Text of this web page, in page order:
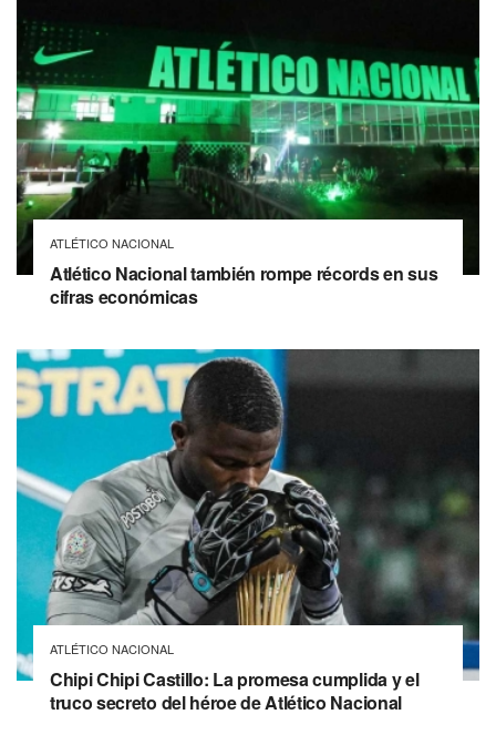
ATLÉTICO NACIONAL
Atlético Nacional también rompe récords en sus
cifras económicas
ATLÉTICO NACIONAL
Chipi Chipi Castillo: La promesa cumplida y el
truco secreto del héroe de Atlético Nacional